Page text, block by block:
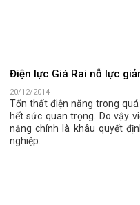
Điện lực Giá Rai nỗ lực
20/12/2014
Tổn thất điện năng trong
hết sức quan trọng. Do vậy
năng chính là khâu quyết
nghiệp.